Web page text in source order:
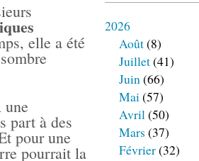
elle a été
part à des
pour une
pourrait la
2026
Août(8)
Juillet(41)
Juin(66)
Mai(57)
Avril(50)
Mars (37)
Février(32)